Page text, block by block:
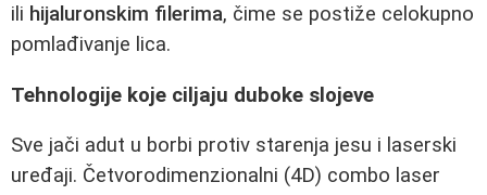
ili hijaluronskim filerima, čime se postiže celokupno
pomlađivanje lica.
Tehnologije koje ciljaju duboke slojeve
Sve jači adut u borbi protiv starenja jesu i laserski
uređaji. Četvorodimenzionalni (4D) combo laser